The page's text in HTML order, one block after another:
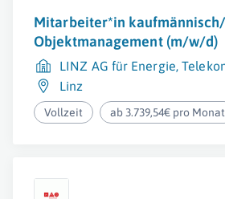
Mitarbeiter*in
Objektmanagement (m/w/d)
LINZ AG für Energie,
Linz
Vollzeit ab 3.739,54€ pro Monat